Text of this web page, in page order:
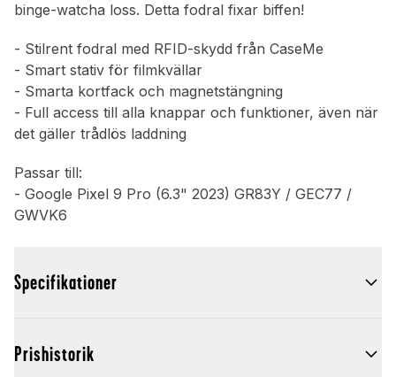
binge-watcha loss. Detta fodral fixar biffen!
- Stilrent fodral med RFID-skydd från CaseMe
- Smart stativ för filmkvällar
- Smarta kortfack och magnetstängning
- Full access till alla knappar och funktioner, även när
det gäller trådlös laddning
Passar till:
- Google Pixel 9 Pro (6.3" 2023) GR83Y / GEC77 /
GWVK6
Specifikationer
Prishistorik